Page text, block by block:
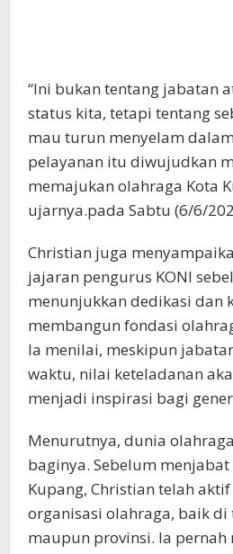
“Ini bukan tentang jabatan
status kita, tetapi tentang
mau turun menyelam
pelayanan itu diwujudkan
memajukan olahraga Kota
ujarnya.pada Sabtu (6/6/
Christian juga
jajaran pengurus KONI
menunjukkan dedikasi dan
membangun fondasi
Ia menilai, meskipun
waktu, nilai keteladanan
menjadi inspirasi bagi
Menurutnya, dunia
baginya. Sebelum
Kupang, Christian telah
organisasi olahraga, baik di
maupun provinsi. Ia pernah